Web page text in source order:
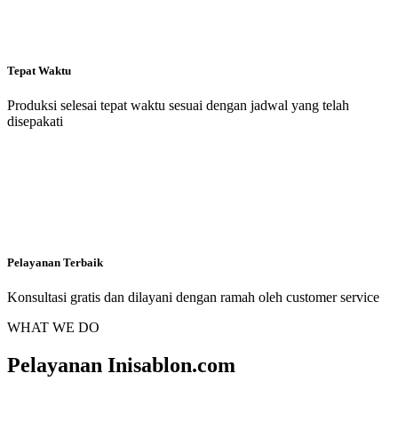
Tepat Waktu
Produksi selesai tepat waktu sesuai dengan jadwal yang telah
disepakati
Pelayanan Terbaik
Konsultasi gratis dan dilayani dengan ramah oleh customer service
WHAT WE DO
Pelayanan Inisablon.com